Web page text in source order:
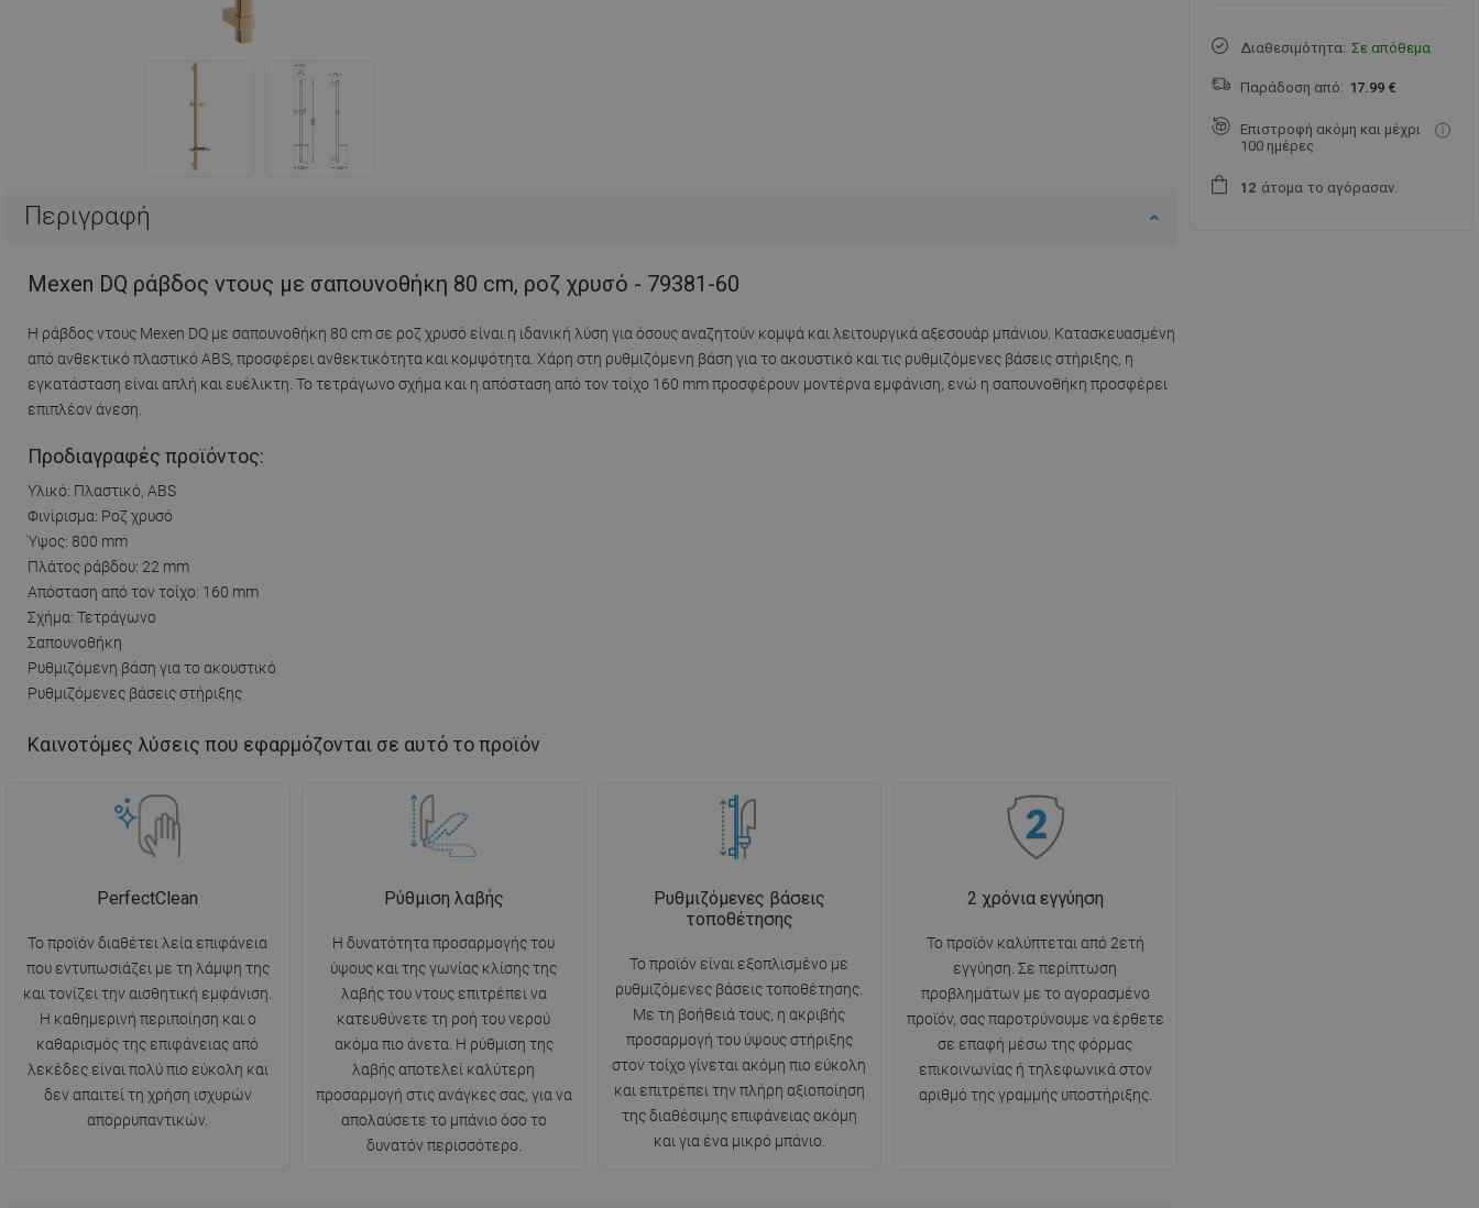
Περιγραφή
Mexen DQ ράβδος ντους με σαπουνοθήκη 80 cm, ροζ χρυσό - 79381-60
Η ράβδος ντους Mexen DQ με σαπουνοθήκη 80 cm σε ροζ χρυσό είναι η ιδανική λύση για όσους αναζητούν κομψά και λειτουργικά αξεσουάρ μπάνιου. Κατασκευασμένη
από ανθεκτικό πλαστικό ABS, προσφέρει ανθεκτικότητα και κομψότητα. Χάρη στη ρυθμιζόμενη βάση για το ακουστικό και τις ρυθμιζόμενες βάσεις στήριξης, η
εγκατάσταση είναι απλή και ευέλικτη. Το τετράγωνο σχήμα και η απόσταση από τον τοίχο 160 mm προσφέρουν μοντέρνα εμφάνιση, ενώ η σαπουνοθήκη προσφέρει
επιπλέον άνεση.
Προδιαγραφές προϊόντος:
Υλικό: Πλαστικό, ABS
Φινίρισμα: Ροζ χρυσό
Ύψος: 800 mm
Πλάτος ράβδου: 22 mm
Απόσταση από τον τοίχο: 160 mm
Σχήμα: Τετράγωνο
Σαπουνοθήκη
Ρυθμιζόμενη βάση για το ακουστικό
Ρυθμιζόμενες βάσεις στήριξης
Καινοτόμες λύσεις που εφαρμόζονται σε αυτό το προϊόν
PerfectClean
Το προϊόν διαθέτει λεία επιφάνεια
που εντυπωσιάζει με τη λάμψη της
και τονίζει την αισθητική εμφάνιση.
Η καθημερινή περιποίηση και ο
καθαρισμός της επιφάνειας από
λεκέδες είναι πολύ πιο εύκολη και
δεν απαιτεί τη χρήση ισχυρών
απορρυπαντικών.
Ρύθμιση λαβής
Η δυνατότητα προσαρμογής του
ύψους και της γωνίας κλίσης της
λαβής του ντους επιτρέπει να
κατευθύνετε τη ροή του νερού
ακόμα πιο άνετα. Η ρύθμιση της
λαβής αποτελεί καλύτερη
προσαρμογή στις ανάγκες σας, για να
απολαύσετε το μπάνιο όσο το
δυνατόν περισσότερο.
Ρυθμιζόμενες βάσεις
τοποθέτησης
Το προϊόν είναι εξοπλισμένο με
ρυθμιζόμενες βάσεις τοποθέτησης.
Με τη βοήθειά τους, η ακριβής
προσαρμογή του ύψους στήριξης
στον τοίχο γίνεται ακόμη πιο εύκολη
και επιτρέπει την πλήρη αξιοποίηση
της διαθέσιμης επιφάνειας ακόμη
και για ένα μικρό μπάνιο.
2 χρόνια εγγύηση
Το προϊόν καλύπτεται από 2ετή
εγγύηση. Σε περίπτωση
προβλημάτων με το αγορασμένο
προϊόν, σας παροτρύνουμε να έρθετε
σε επαφή μέσω της φόρμας
επικοινωνίας ή τηλεφωνικά στον
αριθμό της γραμμής υποστήριξης.
Διαθεσιμότητα: Σε απόθεμα
Παράδοση από: 17.99 €
Επιστροφή ακόμη και μέχρι
100 ημέρες
1 2 άτομα το αγόρασαν.